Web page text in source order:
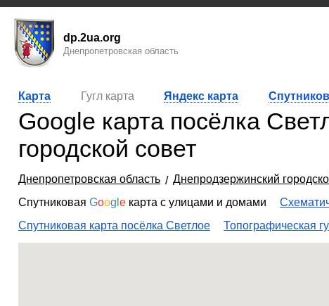
dp.2ua.org
Днепропетровская область
Карта Гугл карта Яндекс карта
Google карта посёлка
городской совет
Днепропетровская область
Днепродзержинский
Спутниковая Goog e карта с улицами и домами
Спутниковая карта посёлка Светлое
Топографическая